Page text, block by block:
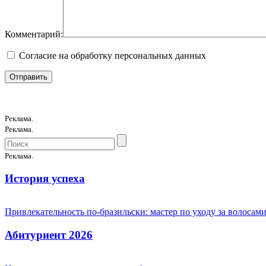
Комментарий:
Согласие на обработку персональных данных
Реклама.
Реклама.
Реклама.
История успеха
Привлекательность по-бразильски: мастер по уходу за
Абитуриент 2026